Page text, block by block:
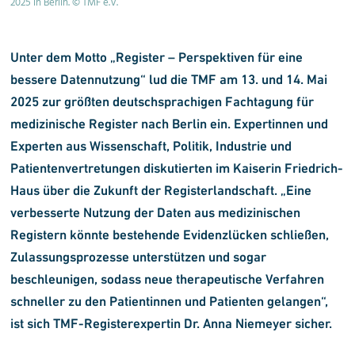
Unter dem Motto „Register – Perspektiven für eine
bessere Datennutzung“ lud die TMF am 13. und 14. Mai
2025 zur größten deutschsprachigen Fachtagung für
medizinische Register nach Berlin ein. Expertinnen und
Experten aus Wissenschaft, Politik, Industrie und
Patientenvertretungen diskutierten im Kaiserin Friedrich-
Haus über die Zukunft der Registerlandschaft. „Eine
verbesserte Nutzung der Daten aus medizinischen
Registern könnte bestehende Evidenzlücken schließen,
Zulassungsprozesse unterstützen und sogar
beschleunigen, sodass neue therapeutische Verfahren
schneller zu den Patientinnen und Patienten gelangen“,
ist sich TMF-Registerexpertin Dr. Anna Niemeyer sicher.